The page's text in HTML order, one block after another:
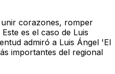
corazones, romper
es el caso de Luis
admiró a Luis Ángel 'El
importantes del regional